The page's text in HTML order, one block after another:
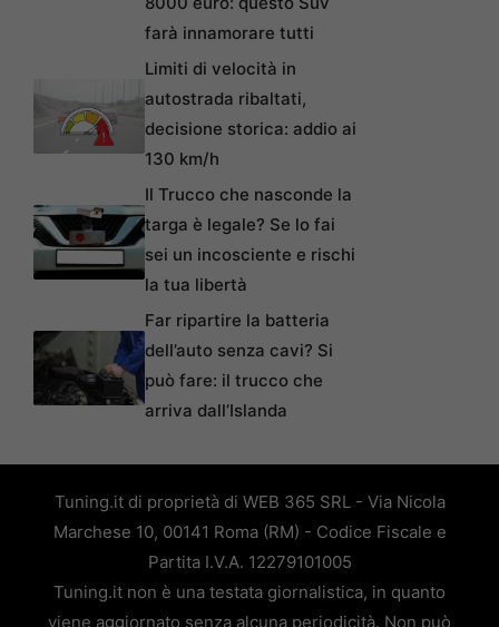
farà innamorare tutti
Limiti di velocità in
autostrada ribaltati,
decisione storica: addio ai
130 km/h
Il Trucco che nasconde la
targa è legale? Se lo fai
sei un incosciente e rischi
la tua libertà
Far ripartire la batteria
dell’auto senza cavi? Si
può fare: il trucco che
arriva dall’Islanda
Tuning.it di proprietà di WEB 365 SRL - Via Nicola
Marchese 10, 00141 Roma (RM) - Codice Fiscale e
Partita I.V.A. 12279101005
Tuning.it non è una testata giornalistica, in quanto
viene aggiornato senza alcuna periodicità. Non può